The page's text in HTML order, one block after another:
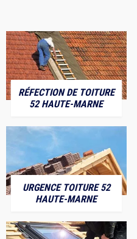
RÉFECTION DE TOITURE
52 HAUTE-MARNE
URGENCE TOITURE 52
HAUTE-MARNE